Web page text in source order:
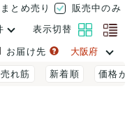
まとめ売り
販売中のみ
表示切替
お届け先
売れ筋 新着順 価格が